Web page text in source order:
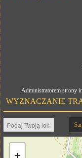
Administratorem strony
WYZNACZANIE
+